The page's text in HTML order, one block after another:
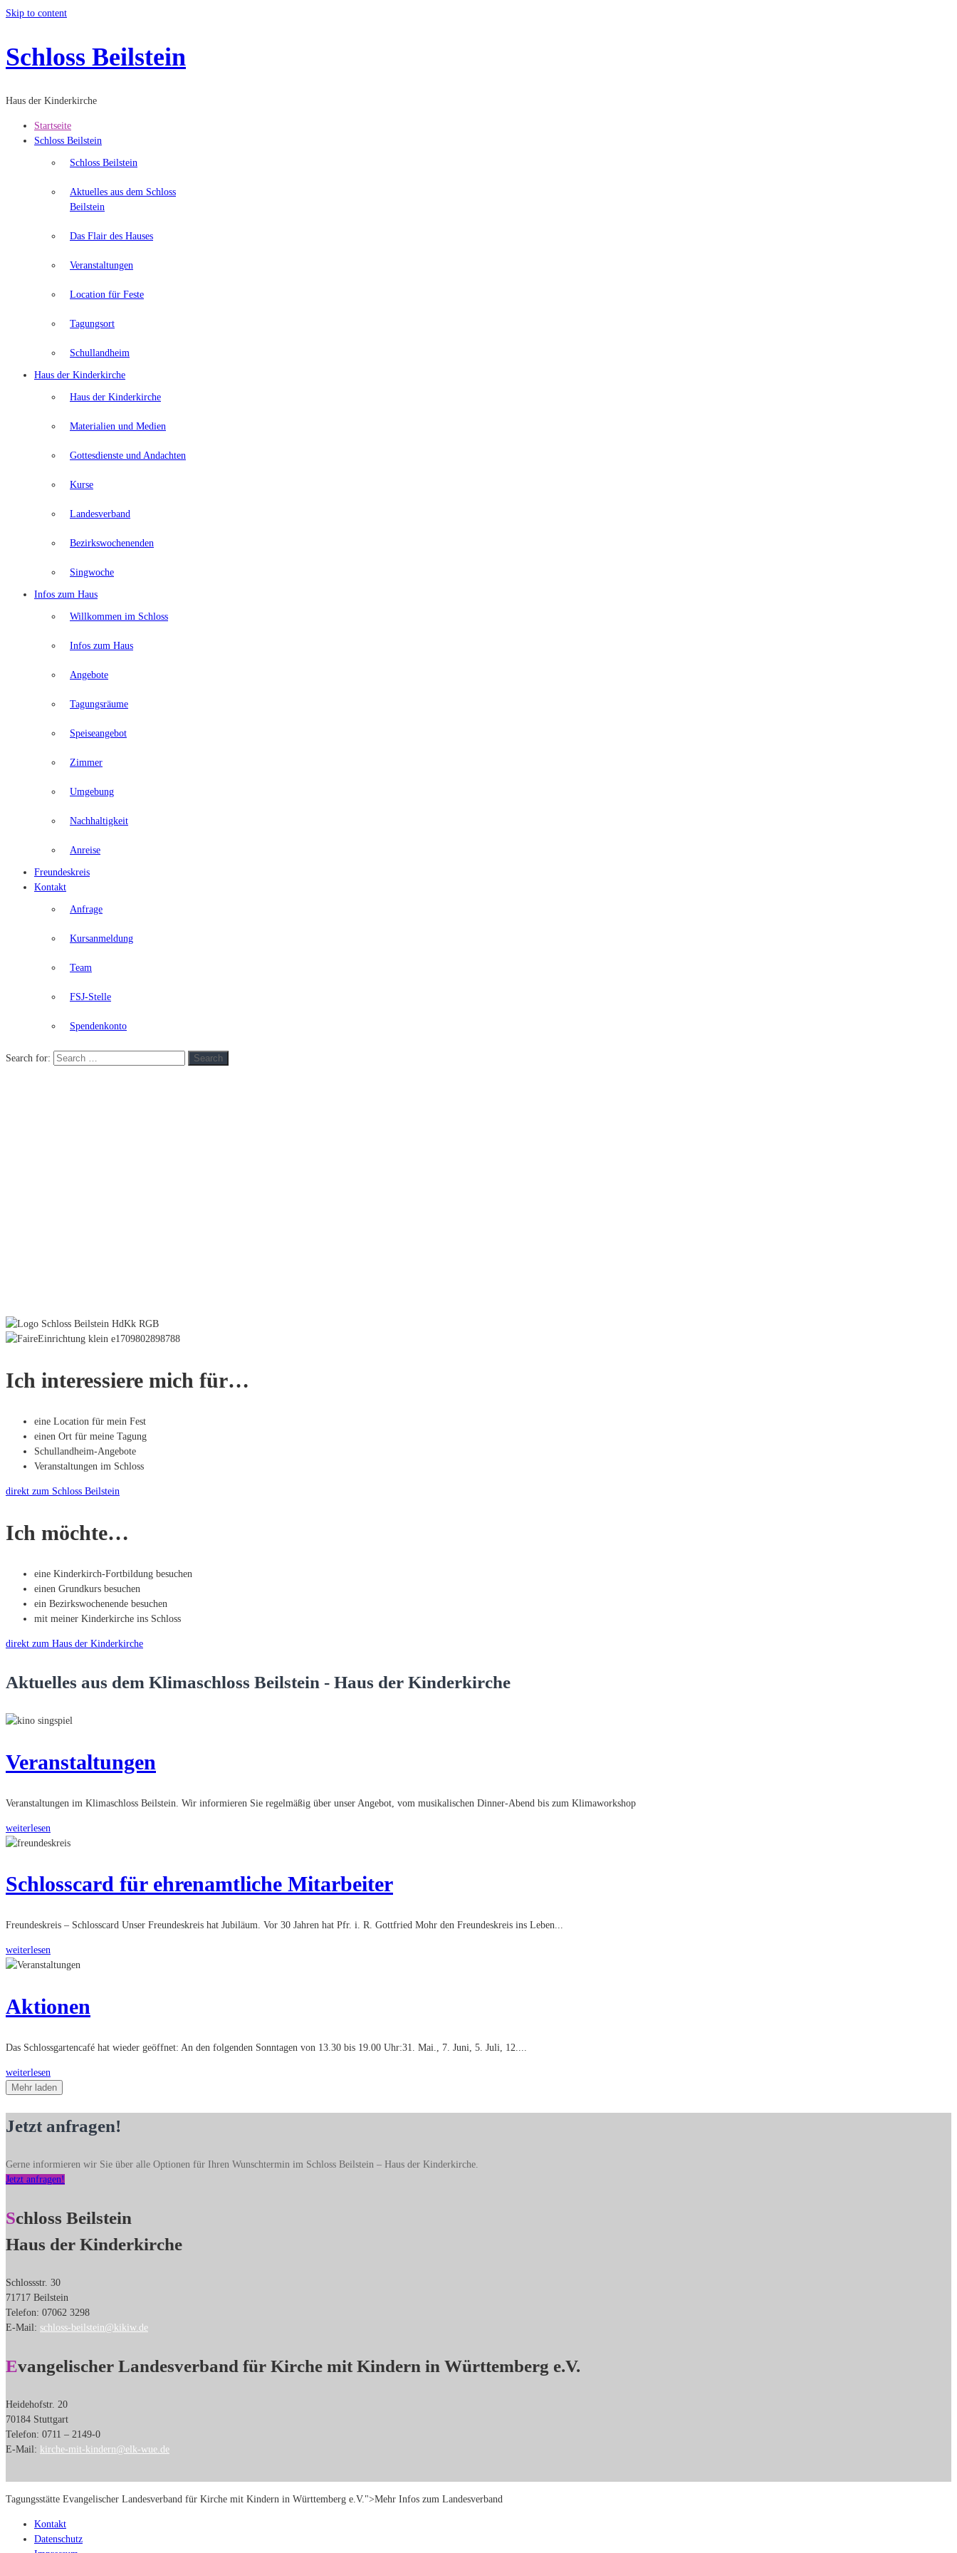
Skip to content
Schloss Beilstein
Haus der Kinderkirche
Startseite
Schloss Beilstein
Schloss Beilstein
Aktuelles aus dem Schloss
Beilstein
Das Flair des Hauses
Veranstaltungen
Location für Feste
Tagungsort
Schullandheim
Haus der Kinderkirche
Haus der Kinderkirche
Materialien und Medien
Gottesdienste und Andachten
Kurse
Landesverband
Bezirkswochenenden
Singwoche
Infos zum Haus
Willkommen im Schloss
Infos zum Haus
Angebote
Tagungsräume
Speiseangebot
Zimmer
Umgebung
Nachhaltigkeit
Anreise
Freundeskreis
Kontakt
Anfrage
Kursanmeldung
Team
FSJ-Stelle
Spendenkonto
Search for: Search
Ich interessiere mich für…
eine Location für mein Fest
einen Ort für meine Tagung
Schullandheim-Angebote
Veranstaltungen im Schloss
direkt zum Schloss Beilstein
Ich möchte…
eine Kinderkirch-Fortbildung besuchen
einen Grundkurs besuchen
ein Bezirkswochenende besuchen
mit meiner Kinderkirche ins Schloss
direkt zum Haus der Kinderkirche
Aktuelles aus dem Klimaschloss Beilstein - Haus der Kinderkirche
Veranstaltungen
Veranstaltungen im Klimaschloss Beilstein. Wir informieren Sie regelmäßig über unser Angebot, vom musikalischen Dinner-Abend bis zum Klimaworkshop
weiterlesen
Schlosscard für ehrenamtliche Mitarbeiter
Freundeskreis – Schlosscard Unser Freundeskreis hat Jubiläum. Vor 30 Jahren hat Pfr. i. R. Gottfried Mohr den Freundeskreis ins Leben...
weiterlesen
Aktionen
Das Schlossgartencafé hat wieder geöffnet: An den folgenden Sonntagen von 13.30 bis 19.00 Uhr:31. Mai., 7. Juni, 5. Juli, 12....
weiterlesen
Mehr laden
Jetzt anfragen!
Gerne informieren wir Sie über alle Optionen für Ihren Wunschtermin im Schloss Beilstein – Haus der Kinderkirche.
Jetzt anfragen!
Schloss Beilstein
Haus der Kinderkirche
Schlossstr. 30
71717 Beilstein
Telefon: 07062 3298
E-Mail: schloss-beilstein@kikiw.de
Evangelischer Landesverband für Kirche mit Kindern in Württemberg e.V.
Heidehofstr. 20
70184 Stuttgart
Telefon: 0711 – 2149-0
E-Mail: kirche-mit-kindern@elk-wue.de
Tagungsstätte Evangelischer Landesverband für Kirche mit Kindern in Württemberg e.V.">Mehr Infos zum Landesverband
Kontakt
Datenschutz